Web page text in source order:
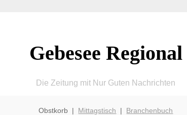
Gebesee Regional
Die Zeitung mit Nur Guten Nachrichten
Obstkorb | Mittagstisch | Branchenbuch